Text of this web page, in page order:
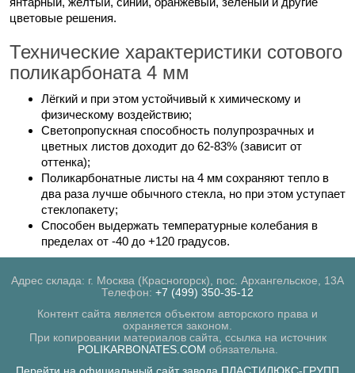
цветовые решения.
Технические характеристики сотового
поликарбоната 4 мм
Лёгкий и при этом устойчивый к химическому и
физическому воздействию;
Светопропускная способность полупрозрачных и
цветных листов доходит до 62-83% (зависит от
оттенка);
Поликарбонатные листы на 4 мм сохраняют тепло в
два раза лучше обычного стекла, но при этом уступает
стеклопакету;
Способен выдержать температурные колебания в
пределах от -40 до +120 градусов.
Адрес склада: г. Москва (Красногорск), пос. Архангельское, 13А
Телефон: +7 (499) 350-35-12
Контент сайта является объектом авторского права и
охраняется законом.
При копировании материалов сайта, ссылка на источник
POLIKARBONATES.COM обязательна.
Перейти на официальный сайт завода ПЛАСТИЛЮКС-ГРУПП